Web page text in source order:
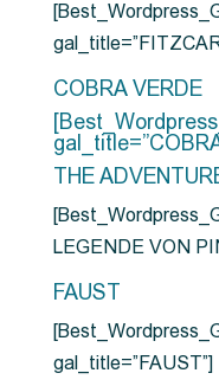
COBRA VERDE
THE
LEGENDE VON
FAUST
gal_title=”FAUST”]